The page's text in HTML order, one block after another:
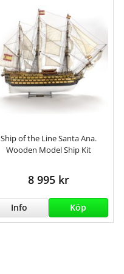
Ship of the Line Santa Ana.
Wooden Model Ship Kit
8 995 kr
Info Köp